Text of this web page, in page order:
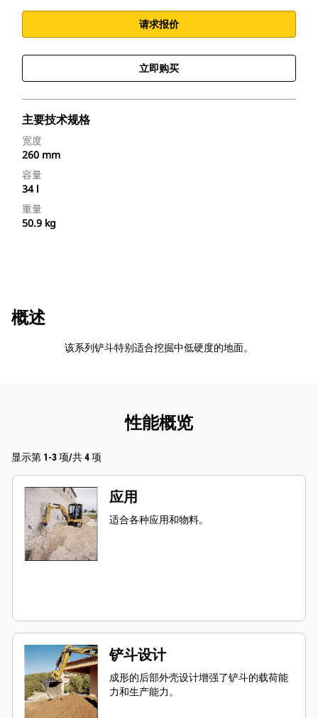
请求报价
立即购买
主要技术规格
宽度
260 mm
容量
34 l
重量
50.9 kg
概述
该系列铲斗特别适合挖掘中低硬度的地面。
性能概览
显示第 1-3 项/共 4 项
应用
适合各种应用和物料。
铲斗设计
成形的后部外壳设计增强了铲斗的载荷能
力和生产能力。